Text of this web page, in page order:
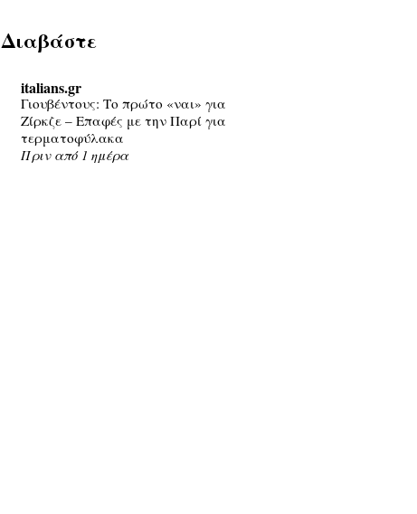
Διαβάστε
italians.gr
Γιουβέντους: Το πρώτο «ναι» για
Ζίρκζε – Επαφές με την Παρί για
τερματοφύλακα
Πριν από 1 ημέρα